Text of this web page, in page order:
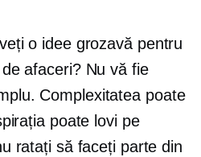
o idee grozavă pentru
afaceri? Nu vă fie
Complexitatea poate
poate lovi pe
ratați să faceți parte din